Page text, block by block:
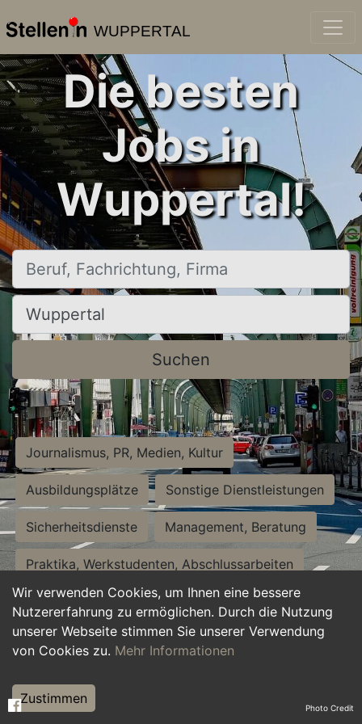
WUPPERTAL
Wir verwenden Cookies, um Ihnen eine bessere
Nutzererfahrung zu ermöglichen. Durch die Nutzung
unserer Webseite stimmen Sie unserer Verwendung
von Cookies zu. Mehr Informationen
Zustimmen
Die besten
Jobs in
Wuppertal!
Beruf, Fachrichtung, Firma
Ort, Stadt
Suchen
Journalismus, PR, Medien, Kultur
Ausbildungsplätze Sonstige Dienstleistungen
Sicherheitsdienste Management, Beratung
Praktika, Werkstudenten, Abschlussarbeiten
Personalwesen Assistenz, Sekretariat
Hilfskräfte, Aushilfs- und Nebenjobs
Weiterbildung, Studium, duale Ausbildung Photo Credit